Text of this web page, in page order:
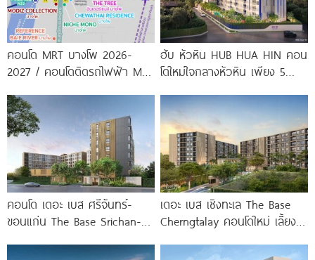
คอนโด MRT บางโพ 2026-
2027 / คอนโดติดรถไฟฟ้า MRT
ฮับ หัวหิน HUB HUA HIN คอน
โดใหม่ใจกลางหัวหิน เพียง 5
คอนโด เดอะ เบส ศรีจันทร์-
ขอนแก่น The Base Srichan-
ขอนแก่น
เดอะ เบส เชิงทะเล The Base
Cherngtalay คอนโดใหม่ เลี้ยง